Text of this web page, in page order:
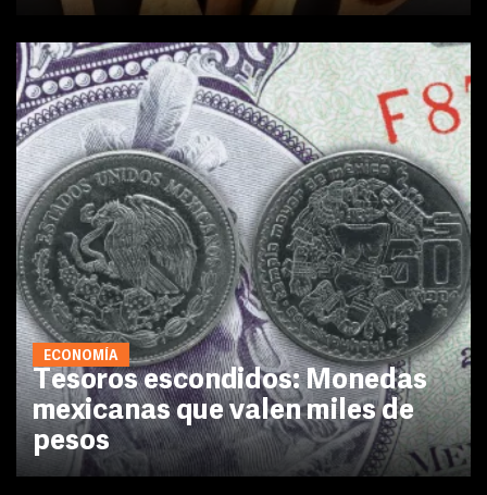
ECONOMÍA
Tesoros escondidos: Monedas
mexicanas que valen miles de
pesos